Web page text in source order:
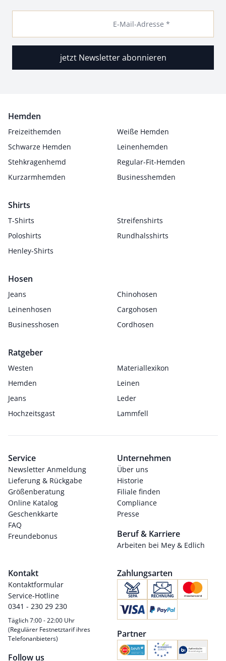
E-Mail-Adresse *
jetzt Newsletter abonnieren
Hemden
Freizeithemden
Weiße Hemden
Schwarze Hemden
Leinenhemden
Stehkragenhemd
Regular-Fit-Hemden
Kurzarmhemden
Businesshemden
Shirts
T-Shirts
Streifenshirts
Poloshirts
Rundhalsshirts
Henley-Shirts
Hosen
Jeans
Chinohosen
Leinenhosen
Cargohosen
Businesshosen
Cordhosen
Ratgeber
Westen
Materiallexikon
Hemden
Leinen
Jeans
Leder
Hochzeitsgast
Lammfell
Service
Newsletter Anmeldung
Lieferung & Rückgabe
Größenberatung
Online Katalog
Geschenkkarte
FAQ
Freundebonus
Unternehmen
Über uns
Historie
Filiale finden
Compliance
Presse
Beruf & Karriere
Arbeiten bei Mey & Edlich
Kontakt
Kontaktformular
Service-Hotline
0341 - 230 29 230
Täglich 7:00 - 22:00 Uhr
(Regulärer Festnetztarif ihres
Telefonanbieters)
Follow us
Zahlungsarten
Partner